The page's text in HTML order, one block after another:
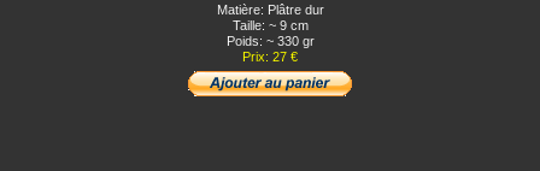
Matière: Plâtre dur
Taille: ~ 9 cm
Poids: ~ 330 gr
Prix: 27 €